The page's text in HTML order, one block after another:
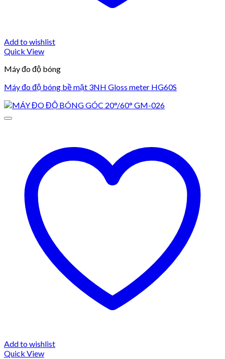
Add to wishlist
Quick View
Máy đo độ bóng
Máy đo độ bóng bề mặt 3NH Gloss meter HG60S
Add to wishlist
Quick View